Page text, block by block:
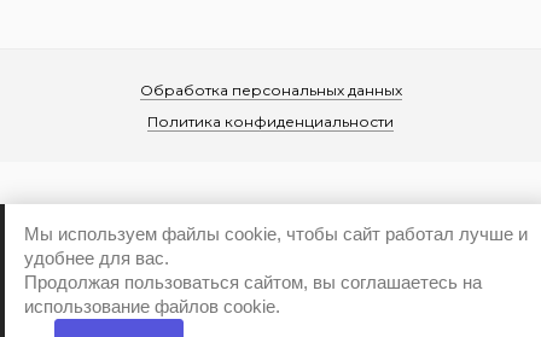
Обработка персональных данных
Политика конфиденциальности
Мы используем файлы cookie, чтобы сайт работал лучше и
удобнее для вас.
Продолжая пользоваться сайтом, вы соглашаетесь на
использование файлов cookie.